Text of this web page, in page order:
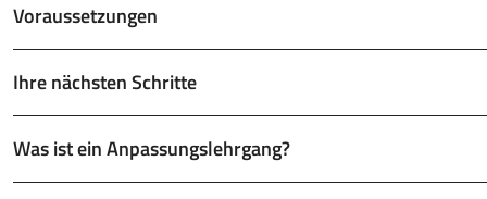
Voraussetzungen
Ihre nächsten Schritte
Was ist ein Anpassungslehrgang?